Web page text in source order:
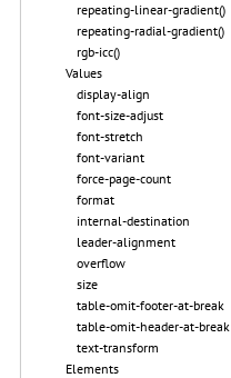
repeating-linear-gradient()
repeating-radial-gradient()
rgb-icc()
Values
display-align
font-size-adjust
font-stretch
font-variant
force-page-count
format
internal-destination
leader-alignment
overflow
size
table-omit-footer-at-break
table-omit-header-at-break
text-transform
Elements